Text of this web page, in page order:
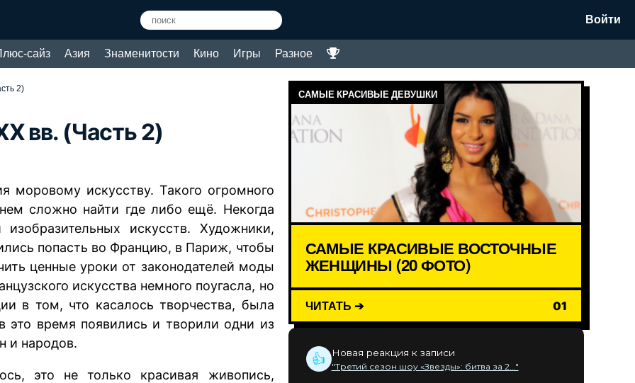
Войти
сайз Азия Знаменитости Кино Игры Разное
2)
вв. (Часть 2)
моровому искусству. Такого огромного
сложно найти где либо ещё. Некогда
искусств. Художники,
попасть во Францию, в Париж, чтобы
ценные уроки от законодателей моды
искусства немного поугасла, но
в том, что касалось творчества, была
это время появились и творили одни из
и народов.
это не только красивая живопись,
САМЫЕ КРАСИВЫЕ ДЕВУШКИ
САМЫЕ КРАСИВЫЕ ВОСТОЧНЫЕ
ЖЕНЩИНЫ (20 ФОТО)
ЧИТАТЬ ➔ 01
👍 Новая реакция к записи
"Третий сезон шоу «Звезды»: битва за 2..."